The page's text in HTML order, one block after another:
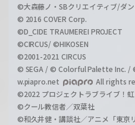
©大森藤ノ・SBクリエイティブ/ダ
© 2016 COVER Corp.
©D_CIDE TRAUMEREI PROJECT
©CIRCUS/ ©HIKOSEN
©2001-2021 CIRCUS
© SEGA / © Colorful Palette Inc. /
w.piapro.net
All rights
©2022 プロジェクトラブライブ！
©クール教信者／双葉社
©和久井健・講談社／アニメ「東京